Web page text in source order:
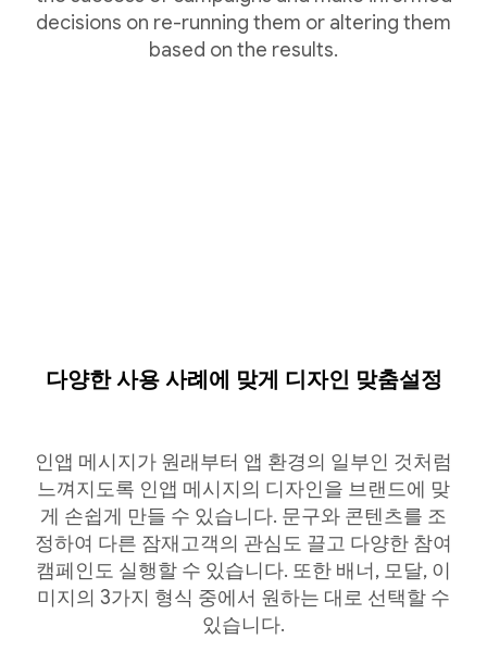
decisions on re-running them or altering them
based on the results.
다양한 사용 사례에 맞게 디자인 맞춤설정
인앱 메시지가 원래부터 앱 환경의 일부인 것처럼
느껴지도록 인앱 메시지의 디자인을 브랜드에 맞
게 손쉽게 만들 수 있습니다. 문구와 콘텐츠를 조
정하여 다른 잠재고객의 관심도 끌고 다양한 참여
캠페인도 실행할 수 있습니다. 또한 배너, 모달, 이
미지의 3가지 형식 중에서 원하는 대로 선택할 수
있습니다.